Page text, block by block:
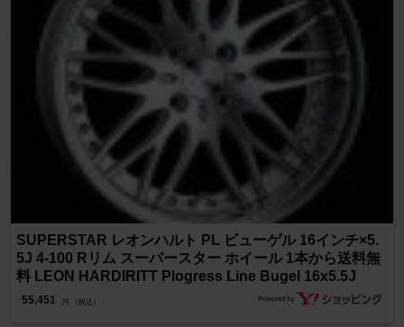
SUPERSTAR レオンハルト PL ビューゲル 16インチ×5.
5J 4-100 Rリム スーパースター ホイール 1本から送料無
料 LEON HARDIRITT Plogress Line Bugel 16x5.5J
55,451 円 （税込）